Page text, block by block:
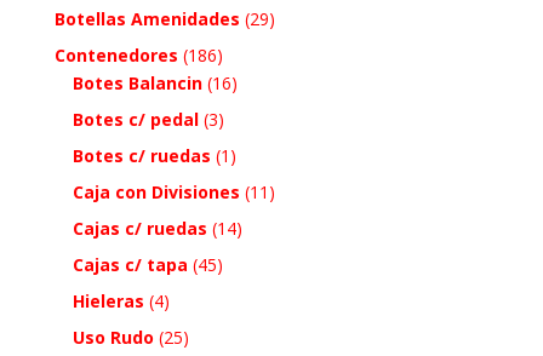
Botellas Amenidades (29)
Contenedores (186)
Botes Balancin (16)
Botes c/ pedal (3)
Botes c/ ruedas (1)
Caja con Divisiones (11)
Cajas c/ ruedas (14)
Cajas c/ tapa (45)
Hieleras (4)
Uso Rudo (25)